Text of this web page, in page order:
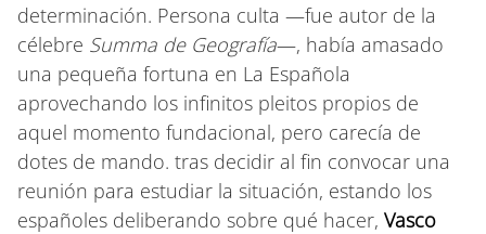
determinación. Persona culta —fue autor de la
célebre Summa de Geografía—, había amasado
una pequeña fortuna en La Española
aprovechando los infinitos pleitos propios de
aquel momento fundacional, pero carecía de
dotes de mando. tras decidir al fin convocar una
reunión para estudiar la situación, estando los
españoles deliberando sobre qué hacer, Vasco